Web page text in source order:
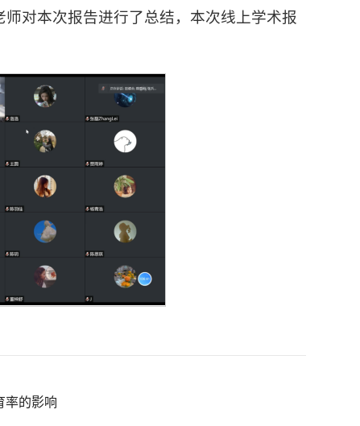
对本次报告进行了总结，本次线上学术报
率的影响